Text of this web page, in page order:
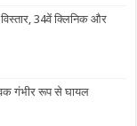
विस्तार, 34वें क्लिनिक और
गंभीर रूप से घायल